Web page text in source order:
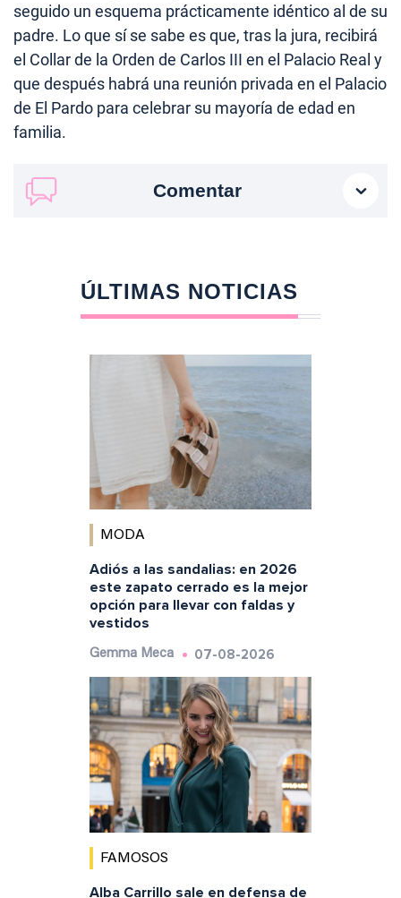
seguido un esquema prácticamente idéntico al de su
padre. Lo que sí se sabe es que, tras la jura, recibirá
el Collar de la Orden de Carlos III en el Palacio Real y
que después habrá una reunión privada en el Palacio
de El Pardo para celebrar su mayoría de edad en
familia.
Comentar
ÚLTIMAS NOTICIAS
MODA
Adiós a las sandalias: en 2026
este zapato cerrado es la mejor
opción para llevar con faldas y
vestidos
Gemma Meca 07-08-2026
FAMOSOS
Alba Carrillo sale en defensa de